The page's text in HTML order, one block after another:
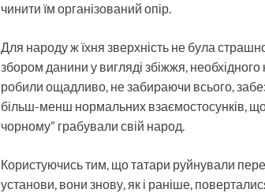
чинити їм організований опір.
Для народу ж їхня зверхність не була
збором данини у вигляді збіжжя,
робили ощадливо, не забираючи всього,
більш-менш нормальних взаємостосунків, що
чорному” грабували свій народ.
Користуючись тим, що татари руйнували
установи, вони знову, як і раніше,